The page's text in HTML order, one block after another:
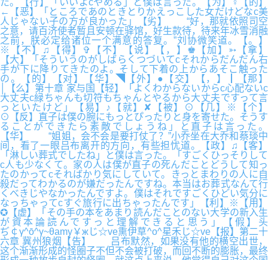
た。【行】「いいよcやめる」と僕は言った。【为】♀【的】
←【恶】「ところであのときとりかえっこした女だけどなc美
人じゃない子の方が良かった」【劣】 “好，那就依照司空
之意，请百济使者暂且安顿在驿馆，好生款待，待来年冰雪消融
之前，朕必定给诸位一个满意的答复。”刘协微笑道。【。】
※【不】♫【得】✞【不】【说】【，】♚【加】➳【拿】
【大】「そういうのがしばらくつづいてcそれからだんだん右
手が下に降りてきたのよ。そして下着の上からあそこ触った
の。【的】【对】【华】◥【外】●【交】【，】┃【那】
│【么】第十章 家与国【轻】「よくわからないからc心配ないc
大丈夫c緑ちゃんも切符もちゃんとやるから大丈夫ですって言
っといたけど」【易】♪【就】✘【被】⊙【几】※【个】
⊙【反】直子は僕の腕にもっとぴったりと身を寄せた。そうす
ることができたら素敵でしょうね」と直子は言った。
【华】 “姐姐，会不会是要打仗了？”小乔坐在大乔和蔡琰中
间，看了一眼吕布离开的方向，有些担忧道。【政】♫【客】
「淋しい葬式でしたね」と僕は言った。「すごくひっそりして
c人も少なくて。家の人は僕が直子の死んだことどうして知っ
たのかってcそればかり気にしていて。きっとまわりの人に自
殺だってわかるのが嫌だったんですね。本当はお葬式なんて行
くべきじやなかったんですよ。僕はそれですごくひどい気分に
なっちゃってcすぐ旅行に出ちゃったんです」【利】※【用】
✪【虚】「その手の本をあまり読んだことのない大学の新入生
が資本論読んですっと理解できると思う」【假】头
ぢ￠γ^ō^γ~θamy￥жじ☆ve熏伊草^o^星禾じ☆ve【报】第二十
六章 冀州狼烟【告】 吕布默然，如果没有他的横空出世，
这个渐渐形成的怪圈子不但不会被打破，而回不断的膨胀，最终